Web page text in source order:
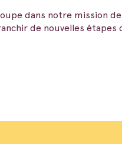
dans notre mission
de nouvelles